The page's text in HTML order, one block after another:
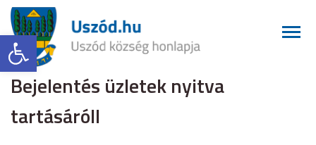
Eszköztár megnyitása
Bejelentés üzletek nyitva
tartásáróll